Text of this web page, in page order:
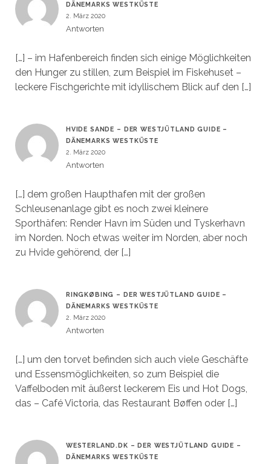
DÄNEMARKS WESTKÜSTE
2. März 2020
Antworten
[…] – im Hafenbereich finden sich einige Möglichkeiten
den Hunger zu stillen, zum Beispiel im Fiskehuset –
leckere Fischgerichte mit idyllischem Blick auf den […]
HVIDE SANDE – DER WESTJÜTLAND GUIDE –
DÄNEMARKS WESTKÜSTE
2. März 2020
Antworten
[…] dem großen Haupthafen mit der großen
Schleusenanlage gibt es noch zwei kleinere
Sporthäfen: Render Havn im Süden und Tyskerhavn
im Norden. Noch etwas weiter im Norden, aber noch
zu Hvide gehörend, der […]
RINGKØBING – DER WESTJÜTLAND GUIDE –
DÄNEMARKS WESTKÜSTE
2. März 2020
Antworten
[…] um den torvet befinden sich auch viele Geschäfte
und Essensmöglichkeiten, so zum Beispiel die
Vaffelboden mit äußerst leckerem Eis und Hot Dogs,
das – Café Victoria, das Restaurant Bøffen oder […]
WESTERLAND.DK – DER WESTJÜTLAND GUIDE –
DÄNEMARKS WESTKÜSTE